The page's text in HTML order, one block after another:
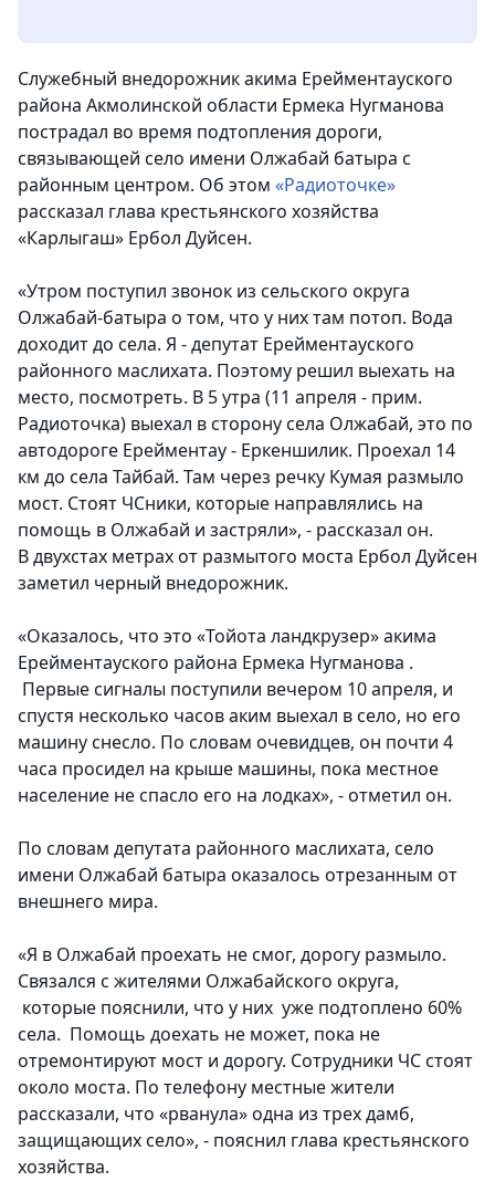
Служебный внедорожник акима Ерейментауского
района Акмолинской области Ермека Нугманова
пострадал во время подтопления дороги,
связывающей село имени Олжабай батыра с
районным центром. Об этом «Радиоточке»
рассказал глава крестьянского хозяйства
«Карлыгаш» Ербол Дуйсен.
«Утром поступил звонок из сельского округа
Олжабай-батыра о том, что у них там потоп. Вода
доходит до села. Я - депутат Ерейментауского
районного маслихата. Поэтому решил выехать на
место, посмотреть. В 5 утра (11 апреля - прим.
Радиоточка) выехал в сторону села Олжабай, это по
автодороге Ерейментау - Еркеншилик. Проехал 14
км до села Тайбай. Там через речку Кумая размыло
мост. Стоят ЧСники, которые направлялись на
помощь в Олжабай и застряли», - рассказал он.
В двухстах метрах от размытого моста Ербол Дуйсен
заметил черный внедорожник.
«Оказалось, что это «Тойота ландкрузер» акима
Ерейментауского района Ермека Нугманова .
Первые сигналы поступили вечером 10 апреля, и
спустя несколько часов аким выехал в село, но его
машину снесло. По словам очевидцев, он почти 4
часа просидел на крыше машины, пока местное
население не спасло его на лодках», - отметил он.
По словам депутата районного маслихата, село
имени Олжабай батыра оказалось отрезанным от
внешнего мира.
«Я в Олжабай проехать не смог, дорогу размыло.
Связался с жителями Олжабайского округа,
которые пояснили, что у них уже подтоплено 60%
села. Помощь доехать не может, пока не
отремонтируют мост и дорогу. Сотрудники ЧС стоят
около моста. По телефону местные жители
рассказали, что «рванула» одна из трех дамб,
защищающих село», - пояснил глава крестьянского
хозяйства.